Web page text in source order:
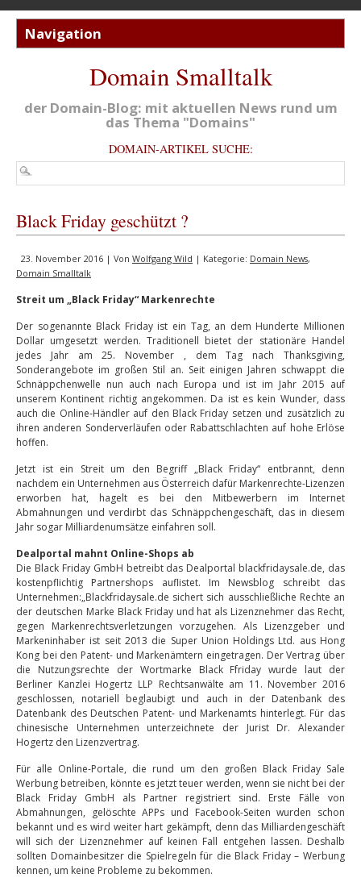
Domain Smalltalk
der Domain-Blog: mit aktuellen News rund um
das Thema "Domains"
DOMAIN-ARTIKEL SUCHE:
Black Friday geschützt ?
23. November 2016 | Von Wolfgang Wild | Kategorie: Domain News,
Domain Smalltalk
Streit um „Black Friday“ Markenrechte
Der sogenannte Black Friday ist ein Tag, an dem Hunderte Millionen
Dollar umgesetzt werden. Traditionell bietet der stationäre Handel
jedes Jahr am 25. November , dem Tag nach Thanksgiving,
Sonderangebote im großen Stil an. Seit einigen Jahren schwappt die
Schnäppchenwelle nun auch nach Europa und ist im Jahr 2015 auf
unserem Kontinent richtig angekommen. Da ist es kein Wunder, dass
auch die Online-Händler auf den Black Friday setzen und zusätzlich zu
ihren anderen Sonderverläufen oder Rabattschlachten auf hohe Erlöse
hoffen.
Jetzt ist ein Streit um den Begriff „Black Friday“ entbrannt, denn
nachdem ein Unternehmen aus Österreich dafür Markenrechte-Lizenzen
erworben hat, hagelt es bei den Mitbewerbern im Internet
Abmahnungen und verdirbt das Schnäppchengeschäft, das in diesem
Jahr sogar Milliardenumsätze einfahren soll.
Dealportal mahnt Online-Shops ab
Die Black Friday GmbH betreibt das Dealportal blackfridaysale.de, das
kostenpflichtig Partnershops auflistet. Im Newsblog schreibt das
Unternehmen:„Blackfridaysale.de sichert sich ausschließliche Rechte an
der deutschen Marke Black Friday und hat als Lizenznehmer das Recht,
gegen Markenrechtsverletzungen vorzugehen. Als Lizenzgeber und
Markeninhaber ist seit 2013 die Super Union Holdings Ltd. aus Hong
Kong bei den Patent- und Markenämtern eingetragen. Der Vertrag über
die Nutzungsrechte der Wortmarke Black Ffriday wurde laut der
Berliner Kanzlei Hogertz LLP Rechtsanwälte am 11. November 2016
geschlossen, notariell beglaubigt und auch in der Datenbank des
Datenbank des Deutschen Patent- und Markenamts hinterlegt. Für das
chinesische Unternehmen unterzeichnete der Jurist Dr. Alexander
Hogertz den Lizenzvertrag.
Für alle Online-Portale, die rund um den großen Black Friday Sale
Werbung betreiben, könnte es jetzt teuer werden, wenn sie nicht bei der
Black Friday GmbH als Partner registriert sind. Erste Fälle von
Abmahnungen, gelöschte APPs und Facebook-Seiten wurden schon
bekannt und es wird weiter hart gekämpft, denn das Milliardengeschäft
will sich der Lizenznehmer auf keinen Fall entgehen lassen. Deshalb
sollten Domainbesitzer die Spielregeln für die Black Friday – Werbung
kennen, um keine Probleme zu bekommen.